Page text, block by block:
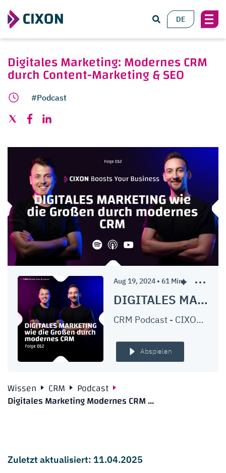
DE
Digitales Marketing: Modernes CRM
durch Content-Marketing & SEO
#Podcast
Aug 19, 2024 • 61 Min.
DIGITALES MARKETING wie die Großen durch modernes CRM | Content Marketing, SEO, Demand Generation & mehr | Ep. #012
CRM Podcast - CIXON Boosts Your Business
Abspielen
Wissen CRM Podcast
Digitales Marketing Modernes CRM ...
Zuletzt aktualisiert: 11.04.2025